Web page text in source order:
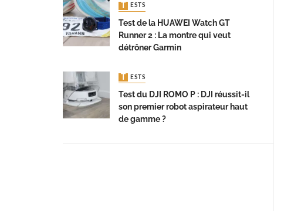
TESTS
Test de la HUAWEI Watch GT
Runner 2 : La montre qui veut
détrôner Garmin
TESTS
Test du DJI ROMO P : DJI réussit-il
son premier robot aspirateur haut
de gamme ?